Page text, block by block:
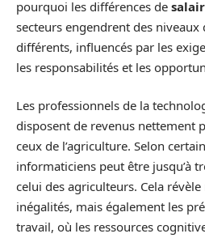
pourquoi les différences de
secteurs engendrent des
différents, influencés par les
les responsabilités et les
Les professionnels de la
disposent de revenus nettement
ceux de l’agriculture. Selon
informaticiens peut être jusqu’à
celui des agriculteurs. Cela
inégalités, mais également les
travail, où les ressources